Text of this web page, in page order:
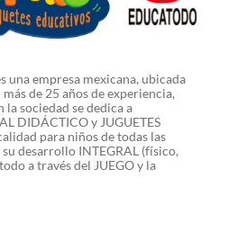
una empresa mexicana, ubicada
de 25 años de experiencia,
sociedad se dedica a
DIDÁCTICO y JUGUETES
para niños de todas las
desarrollo INTEGRAL (físico,
a través del JUEGO y la